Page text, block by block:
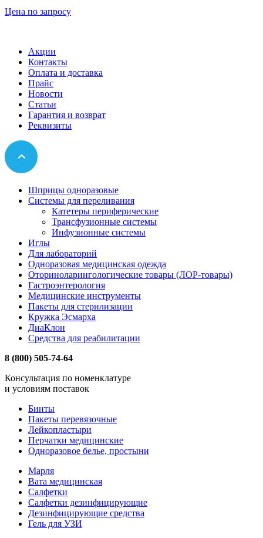
Цена по запросу
Акции
Контакты
Оплата и доставка
Прайс
Новости
Статьи
Гарантия и возврат
Реквизиты
Шприцы одноразовые
Системы для переливания
Катетеры периферические
Трансфузионные системы
Инфузионные системы
Иглы
Для лабораторий
Одноразовая медицинская одежда
Оториноларингологические товары (ЛОР-товары)
Гастроэнтерология
Медицинские инструменты
Пакеты для стерилизации
Кружка Эсмарха
ДиаКлон
Средства для реабилитации
8 (800) 505-74-64
Консультация по номенклатуре
и условиям поставок
Бинты
Пакеты перевязочные
Лейкопластыри
Перчатки медицинские
Одноразовое белье, простыни
Марля
Вата медицинская
Салфетки
Салфетки дезинфицирующие
Дезинфицирующие средства
Гель для УЗИ